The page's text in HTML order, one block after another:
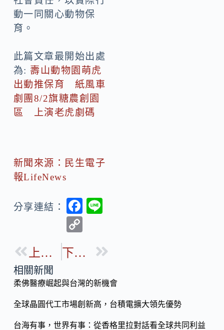
動一同關心動物保
育。
此篇文章最開始出處
為:壽山動物園萌虎
出動推保育 紙風車
劇團8/2旗糖農創園
區 上演老虎劇碼
新聞來源：民生電子
報LifeNews
分享連結：
F
b
o
k
p
Li
n
k
上一篇 下一篇
相關新聞
柔佛醫療崛起與台灣的新機會
全球晶圓代工市場創新高，台積電擴大領先優勢
台海有事，世界有事：從香格里拉對話看全球共同利益